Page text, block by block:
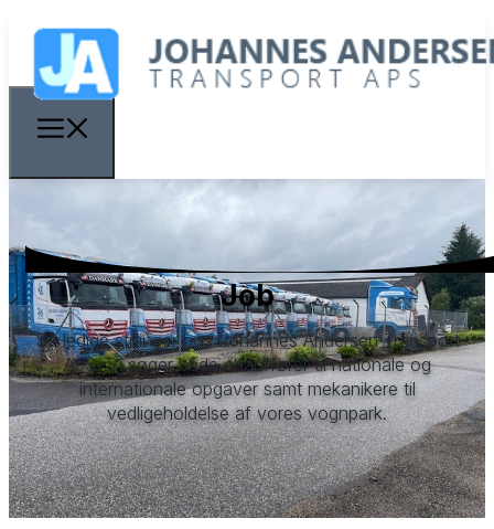
Job
Se ledige stillinger hos Johannes Andersen Transport
ApS. Vi søger både chauffører til nationale og
internationale opgaver samt mekanikere til
vedligeholdelse af vores vognpark.